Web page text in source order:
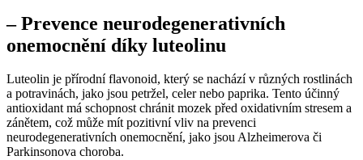
– Prevence neurodegenerativních
onemocnění díky luteolinu
Luteolin je přírodní flavonoid, který se nachází v různých rostlinách
a potravinách, jako jsou petržel, celer nebo paprika. Tento účinný
antioxidant má schopnost chránit mozek před oxidativním stresem a
zánětem, což může mít pozitivní vliv na prevenci
neurodegenerativních onemocnění, jako jsou Alzheimerova či
Parkinsonova choroba.